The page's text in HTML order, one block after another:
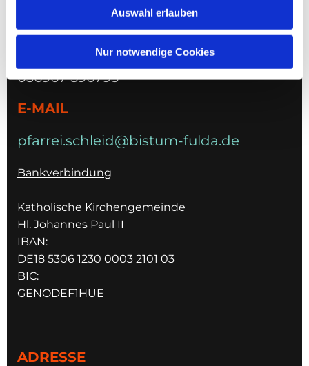
Auswahl erlauben
Nur notwendige Cookies
036967 596795
E-MAIL
pfarrei.schleid@bistum-fulda.de
Bankverbindung
Katholische Kirchengemeinde
Hl. Johannes Paul II
IBAN:
DE18 5306 1230 0003 2101 03
BIC:
GENODEF1HUE
ADRESSE